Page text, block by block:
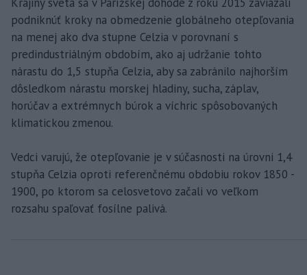
podniknúť kroky na obmedzenie globálneho otepľovania
na menej ako dva stupne Celzia v porovnaní s
predindustriálným obdobím, ako aj udržanie tohto
nárastu do 1,5 stupňa Celzia, aby sa zabránilo najhorším
dôsledkom nárastu morskej hladiny, sucha, záplav,
horúčav a extrémnych búrok a víchric spôsobovaných
klimatickou zmenou.
Vedci varujú, že otepľovanie je v súčasnosti na úrovni 1,4
stupňa Celzia oproti referenčnému obdobiu rokov 1850 -
1900, po ktorom sa celosvetovo začali vo veľkom
rozsahu spaľovať fosílne palivá.